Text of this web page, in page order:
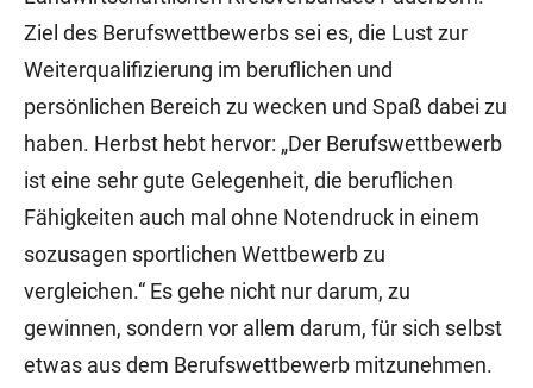
Ziel des Berufswettbewerbs sei es, die Lust zur
Weiterqualifizierung im beruflichen und
persönlichen Bereich zu wecken und Spaß dabei zu
haben. Herbst hebt hervor: „Der Berufswettbewerb
ist eine sehr gute Gelegenheit, die beruflichen
Fähigkeiten auch mal ohne Notendruck in einem
sozusagen sportlichen Wettbewerb zu
vergleichen.“ Es gehe nicht nur darum, zu
gewinnen, sondern vor allem darum, für sich selbst
etwas aus dem Berufswettbewerb mitzunehmen.